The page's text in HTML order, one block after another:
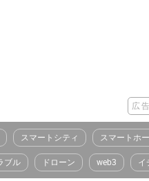
広
スマートシティ スマートホ
ブル ドローン web3 イ